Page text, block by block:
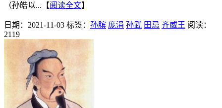
（孙皓以...【阅读全文】
日期：2021-11-03 标签： 孙膑 庞涓 孙武 田忌 齐威王 阅读：
2119